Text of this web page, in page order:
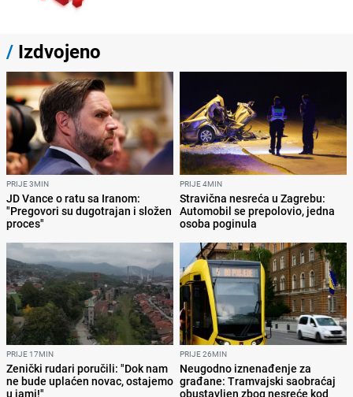
/ Izdvojeno
PRIJE 3MIN
JD Vance o ratu sa Iranom:
"Pregovori su dugotrajan i složen
proces"
PRIJE 4MIN
Stravična nesreća u Zagrebu:
Automobil se prepolovio, jedna
osoba poginula
PRIJE 17MIN
Zenički rudari poručili: "Dok nam
ne bude uplaćen novac, ostajemo
u jami!"
PRIJE 26MIN
Neugodno iznenađenje za
građane: Tramvajski saobraćaj
obustavljen zbog nesreće kod